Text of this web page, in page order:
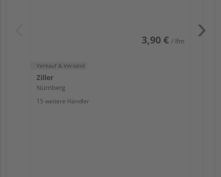
3,90 € / lfm
Verkauf & Versand
Ziller
Nürnberg
15 weitere Händler